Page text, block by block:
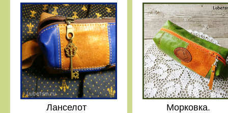
Ланселот Морковка.